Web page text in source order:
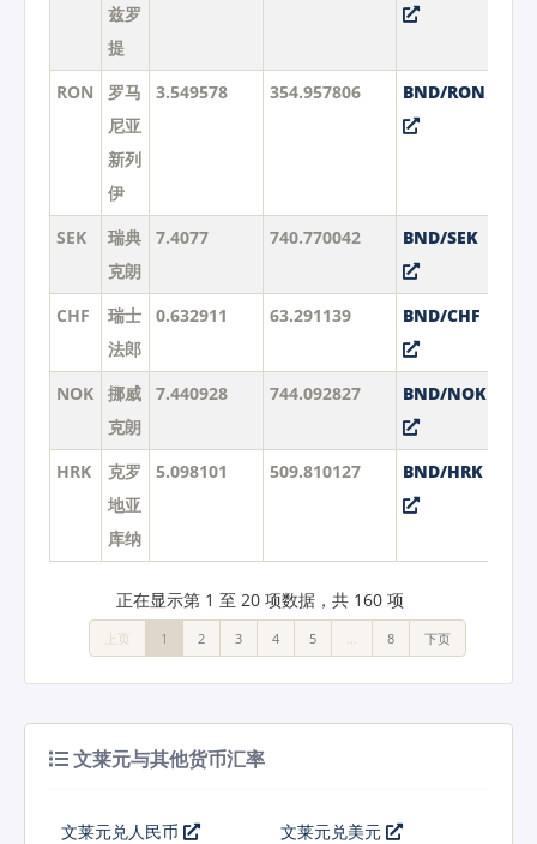
兹罗
提
RON
罗马
尼亚
新列
伊
3.549578 354.957806 BND/RON
SEK
瑞典
克朗
7.4077 740.770042 BND/SEK
CHF
瑞士
法郎
0.632911 63.291139 BND/CHF
NOK
挪威
克朗
7.440928 744.092827 BND/NOK
HRK
克罗
地亚
库纳
5.098101 509.810127 BND/HRK
正在显示第 1 至 20 项数据，共 160 项
上页 1 2 3 4 5 8 下页
文莱元与其他货币汇率
文莱元兑人民币 文莱元兑美元